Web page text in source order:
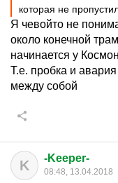
которая не
Я чевойто не
около конечной
начинается у
Т.е. пробка и
между собой
K -Keeper-
08:48, 13.04.2018